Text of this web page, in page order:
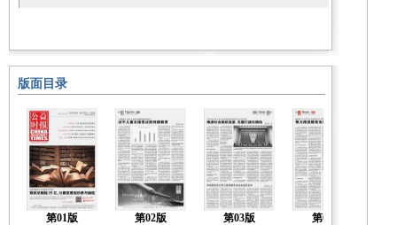
版面目录
第01版
第02版
第03版
第04版